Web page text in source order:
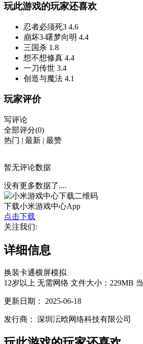
玩此游戏的玩家还喜欢
忍者必须死3 4.6
崩坏3-曙梦向明 4.4
三国杀 1.8
想不想修真 4.4
一刀传世 3.4
创造与魔法 4.1
玩家评价
写评论
全部评分(0)
热门 | 最新 | 最赞
暂无评论数据
没有更多数据了....
下载小米游戏中心App
点击下载
关注我们:
详细信息
换装卡通横屏模拟
12岁以上 无需网络 文件大小：229MB
更新日期： 2025-06-18
发行商： 深圳沄晗网络科技有限公司